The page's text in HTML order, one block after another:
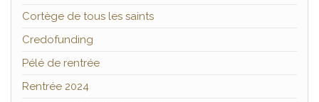
Cortège de tous les saints
Credofunding
Pélé de rentrée
Rentrée 2024